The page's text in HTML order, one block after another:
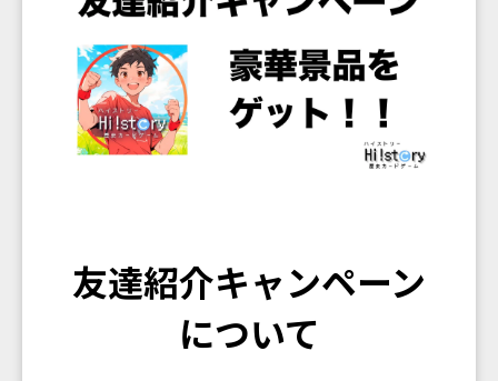
友達紹介キャンペーン
について